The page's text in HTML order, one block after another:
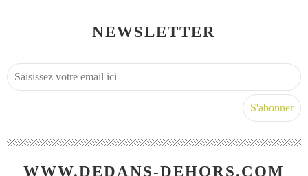
NEWSLETTER
WWW.DEDANS-DEHORS.COM